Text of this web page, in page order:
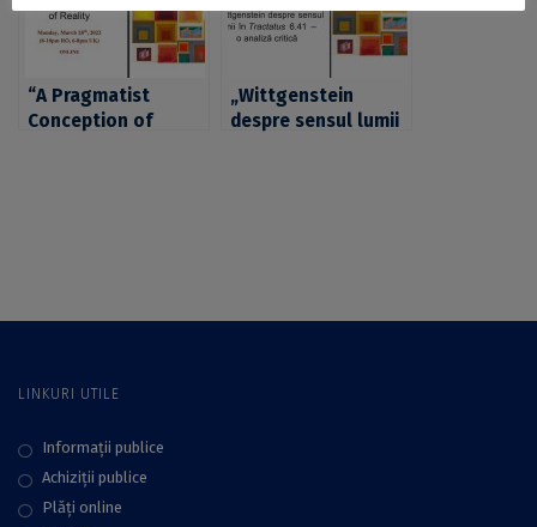
Departamentului de
Filosofie Teoretică
cercetare al
Departamentului de
“A Pragmatist
Conception of
„Wittgenstein
despre sensul lumii
LINKURI UTILE
Informații publice
Achiziții publice
Plăţi online